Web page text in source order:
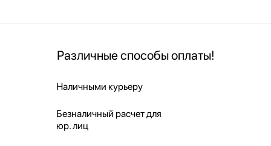
Различные способы оплаты!
Наличными курьеру
Безналичный расчет для
юр. лиц